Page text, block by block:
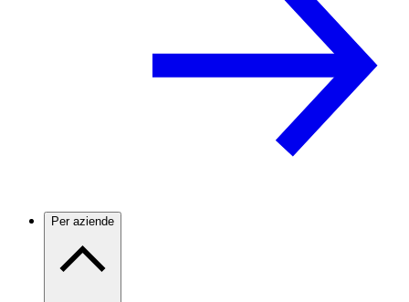
Per aziende